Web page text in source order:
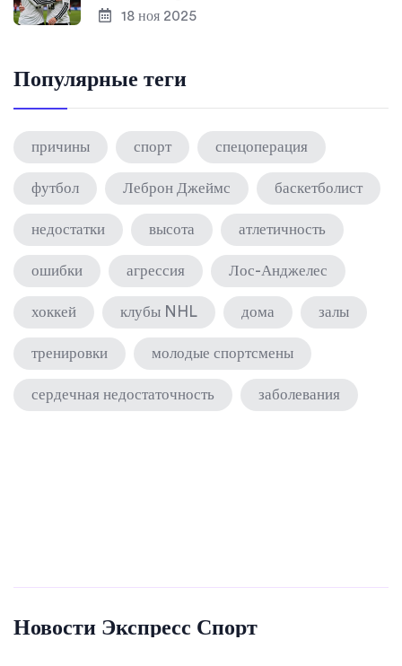
18 ноя 2025
Популярные теги
причины спорт спецоперация
футбол Леброн Джеймс баскетболист
недостатки высота атлетичность
ошибки агрессия Лос-Анджелес
хоккей клубы NHL дома залы
тренировки молодые спортсмены
сердечная недостаточность заболевания
Новости Экспресс Спорт